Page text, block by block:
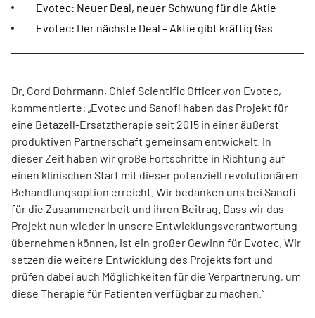
Evotec: Neuer Deal, neuer Schwung für die Aktie
Evotec: Der nächste Deal – Aktie gibt kräftig Gas
Dr. Cord Dohrmann, Chief Scientific Officer von Evotec,
kommentierte: „Evotec und Sanofi haben das Projekt für
eine Betazell-Ersatztherapie seit 2015 in einer äußerst
produktiven Partnerschaft gemeinsam entwickelt. In
dieser Zeit haben wir große Fortschritte in Richtung auf
einen klinischen Start mit dieser potenziell revolutionären
Behandlungsoption erreicht. Wir bedanken uns bei Sanofi
für die Zusammenarbeit und ihren Beitrag. Dass wir das
Projekt nun wieder in unsere Entwicklungsverantwortung
übernehmen können, ist ein großer Gewinn für Evotec. Wir
setzen die weitere Entwicklung des Projekts fort und
prüfen dabei auch Möglichkeiten für die Verpartnerung, um
diese Therapie für Patienten verfügbar zu machen.“